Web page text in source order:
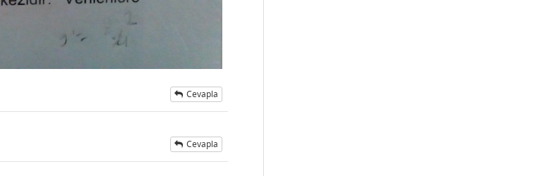
Cevapla
Cevapla